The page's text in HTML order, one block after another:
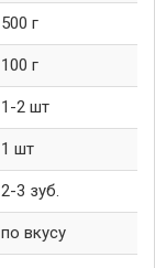
500 г
100 г
1-2 шт
1 шт
2-3 зуб.
по вкусу